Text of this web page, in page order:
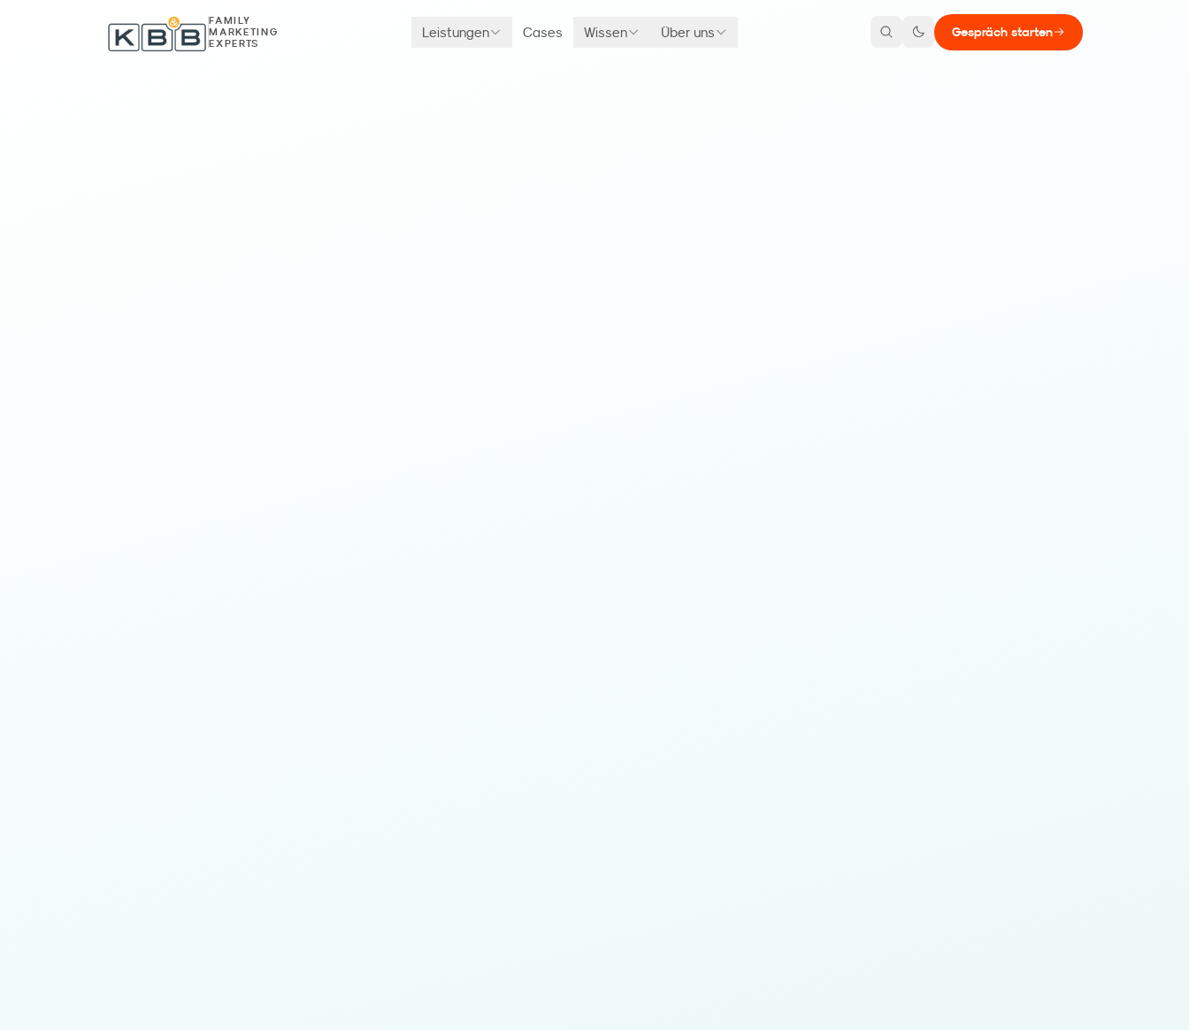
FAMILY
MARKETING
EXPERTS
Leistungen Cases Wissen Über uns Gespräch starten